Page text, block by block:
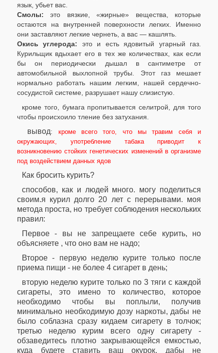
язык, убьет вас.
Смолы: это вязкие, «жирные» вещества, которые
остаются на внутренней поверхности легких. Именно
они заставляют легкие чернеть, а вас — кашлять.
Окись углерода: это и есть ядовитый угарный газ.
Курильщик вдыхает его в тех же количествах, как если
бы он периодически дышал в сантиметре от
автомобильной выхлопной трубы. Этот газ мешает
нормально работать нашим легким, нашей сердечно-
сосудистой системе, разрушает нашу слизистую.
кроме того, бумага пропитывается селитрой, для того
чтобы происхоило тление без затухания.
вывод: кроме всего того, что мы травим себя и
окружающих, употребление табака приводит к
возникновению стойких генетических изменений в организме
под воздействием данных ядов
Как бросить курить?
способов, как и людей много. могу поделиться
своим.я курил долго 20 лет с перерывами. моя
метода проста, но требует соблюдения нескольких
правил:
Первое - вы не запрещаете себе курить, но
объясняете , что оно вам не надо;
Второе - первую неделю курите только после
приема пищи - не более 4 сигарет в день;
вторую неделю курите только по 3 тяги с каждой
сигареты, это имено то количество, которое
необходимо чтобы вы поплыли, получив
минимально необходимую дозу наркоты, дабы не
было соблазна сразу кидаем сигарету в толчок;
третью неделю курим всего одну сигарету -
обзаведитесь плотно закрывающейся емкостью,
куда будете ставить ваш окурок, дабы не